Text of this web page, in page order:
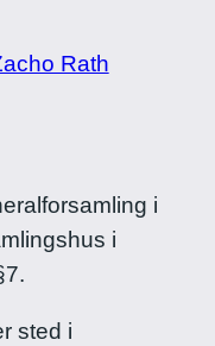
Rath
i
i
sted i